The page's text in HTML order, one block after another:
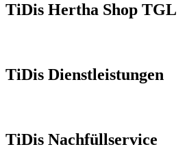
TiDis Hertha Shop TGL
TiDis Dienstleistungen
TiDis Nachfüllservice